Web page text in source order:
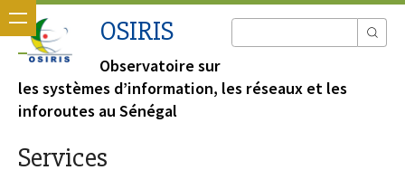
OSIRIS
Observatoire sur
les systèmes d’information, les réseaux et les
inforoutes au Sénégal
Services